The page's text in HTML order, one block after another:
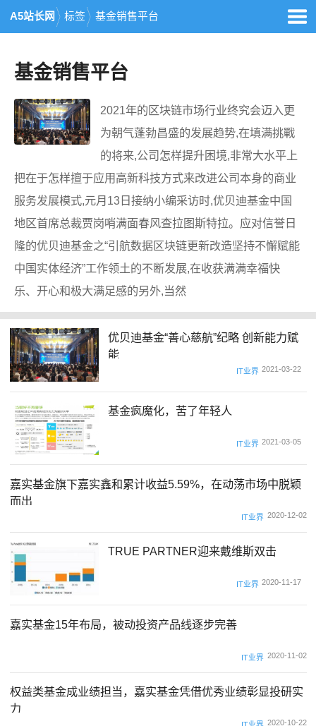
A5站长网 标签 基金销售平台
基金销售平台
2021年的区块链市场行业终究会迈入更
为朝气蓬勃昌盛的发展趋势,在填满挑戰
的将来,公司怎样提升困境,非常大水平上
把在于怎样擅于应用高新科技方式来改进公司本身的商业
服务发展模式,元月13日接纳小编采访时,优贝迪基金中国
地区首席总裁贾岗哨满面春风查拉图斯特拉。应对信誉日
隆的优贝迪基金之“引航数据区块链更新改造坚持不懈赋能
中国实体经济”工作领土的不断发展,在收获满满幸福快
乐、开心和极大满足感的另外,当然
优贝迪基金“善心慈航”纪略 创新能力赋
能
IT业界 2021-03-22
基金疯魔化，苦了年轻人
IT业界 2021-03-05
嘉实基金旗下嘉实鑫和累计收益5.59%，在动荡市场中脱颖
而出
IT业界 2020-12-02
TRUE PARTNER迎来戴维斯双击
IT业界 2020-11-17
嘉实基金15年布局，被动投资产品线逐步完善
IT业界 2020-11-02
权益类基金成业绩担当，嘉实基金凭借优秀业绩彰显投研实
力
2020-10-22